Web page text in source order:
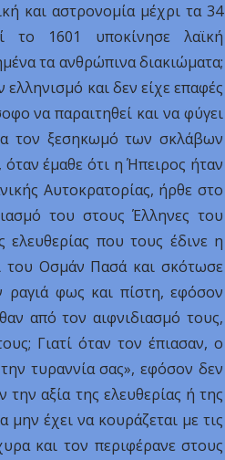
και αστρονομία μέχρι τα 34
το 1601 υποκίνησε λαϊκή
τα ανθρώπινα διακιώματα;
και δεν είχε επαφές
να παραιτηθεί και να φύγει
τον ξεσηκωμό των σκλάβων
έμαθε ότι η Ήπειρος ήταν
Αυτοκρατορίας, ήρθε στο
του στους Έλληνες του
που τους έδινε η
του Οσμάν Πασά και σκότωσε
ραγιά φως και πίστη, εφόσον
από τον αιφνιδιασμό τους,
Γιατί όταν τον έπιασαν, ο
τυραννία σας», εφόσον δεν
αξία της ελευθερίας ή της
έχει να κουράζεται με τις
και τον περιφέρανε στους